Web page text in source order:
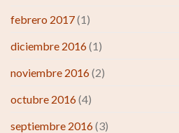
febrero 2017(1)
diciembre 2016(1)
noviembre 2016(2)
octubre 2016(4)
septiembre 2016(3)